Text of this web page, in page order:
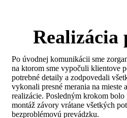
Realizácia
Po úvodnej komunikácii sme
na ktorom sme vypočuli klientove
potrebné detaily a zodpovedali
vykonali presné merania na mieste
realizácie. Posledným krokom
montáž závory vrátane všetkých
bezproblémovú prevádzku.